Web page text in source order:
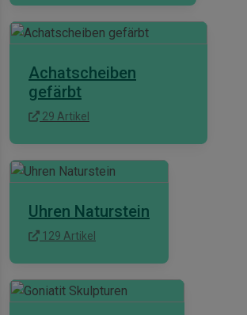
Achatscheiben
gefärbt
29 Artikel
Uhren Naturstein
129 Artikel